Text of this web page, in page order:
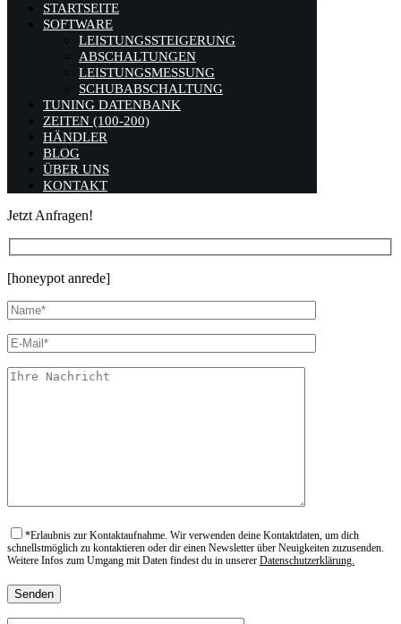
STARTSEITE
SOFTWARE
LEISTUNGSSTEIGERUNG
ABSCHALTUNGEN
LEISTUNGSMESSUNG
SCHUBABSCHALTUNG
TUNING DATENBANK
ZEITEN (100-200)
HÄNDLER
BLOG
ÜBER UNS
KONTAKT
Jetzt Anfragen!
[honeypot anrede]
*Erlaubnis zur Kontaktaufnahme. Wir verwenden deine Kontaktdaten, um dich
schnellstmöglich zu kontaktieren oder dir einen Newsletter über Neuigkeiten zuzusenden.
Weitere Infos zum Umgang mit Daten findest du in unserer Datenschutzerklärung.